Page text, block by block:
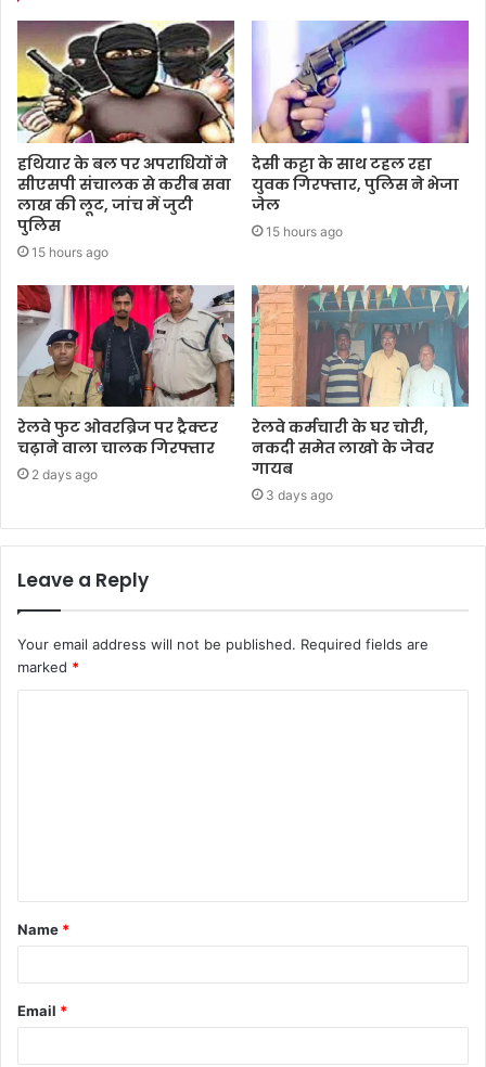
हथियार के बल पर अपराधियों ने
सीएसपी संचालक से करीब सवा
लाख की लूट, जांच में जुटी
पुलिस
15 hours ago
देसी कट्टा के साथ टहल रहा
युवक गिरफ्तार, पुलिस ने भेजा
जेल
15 hours ago
रेलवे फुट ओवरब्रिज पर ट्रैक्टर
चढ़ाने वाला चालक गिरफ्तार
2 days ago
रेलवे कर्मचारी के घर चोरी,
नकदी समेत लाखो के जेवर
गायब
3 days ago
Leave a Reply
Your email address will not be published. Required fields are
marked *
Name *
Email *